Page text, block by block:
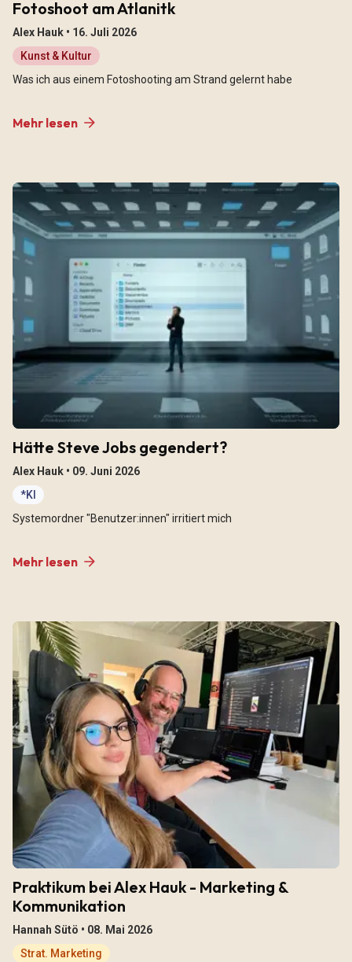
Fotoshoot am Atlanitk
Alex Hauk • 16. Juli 2026
Kunst & Kultur
Was ich aus einem Fotoshooting am Strand gelernt habe
Mehr lesen
Hätte Steve Jobs gegendert?
Alex Hauk • 09. Juni 2026
*KI
Systemordner "Benutzer:innen" irritiert mich
Mehr lesen
Praktikum bei Alex Hauk - Marketing &
Kommunikation
Hannah Sütö • 08. Mai 2026
Strat. Marketing